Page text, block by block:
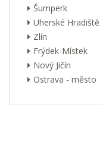
Šumperk
Uherské Hradiště
Zlín
Frýdek-Místek
Nový Jičín
Ostrava - město